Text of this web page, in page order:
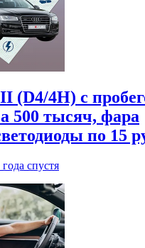
(D4/4H) c
500 тысяч, фара
по 15
года спустя